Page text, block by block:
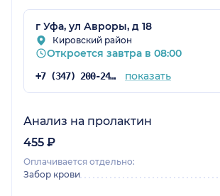
г Уфа, ул Авроры, д 18
Кировский район
Откроется завтра в 08:00
+7 (347) 200-24-71 показать
Анализ на пролактин
455 ₽
Оплачивается отдельно:
Забор крови